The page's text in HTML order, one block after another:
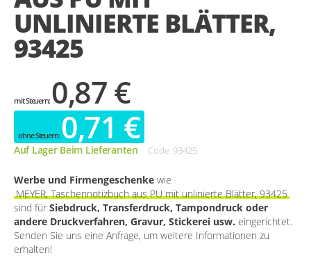
UNLINIERTE BLÄTTER,
93425
0,87 €
0,71 €
Auf Lager Beim Lieferanten Code 93425
Werbe und Firmengeschenke wie
MEYER, Taschennotizbuch aus PU mit unlinierte Blätter, 93425
sind für Siebdruck, Transferdruck, Tampondruck oder
andere Druckverfahren, Gravur, Stickerei usw. eingerichtet.
Senden Sie uns eine Anfrage, um weitere Informationen zu
erhalten!